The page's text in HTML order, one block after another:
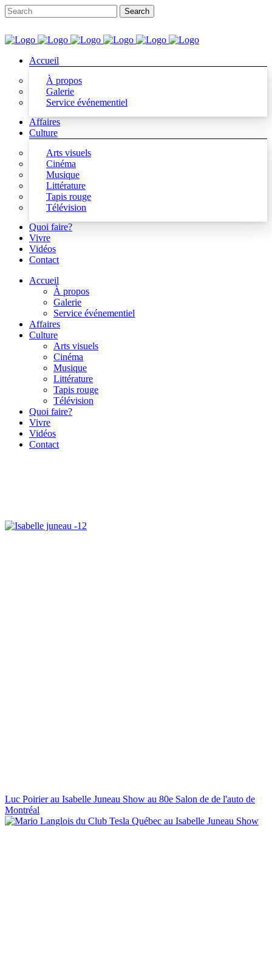
Accueil
À propos
Galerie
Service événementiel
Affaires
Culture
Arts visuels
Cinéma
Musique
Littérature
Tapis rouge
Télévision
Quoi faire?
Vivre
Vidéos
Contact
Accueil
À propos
Galerie
Service événementiel
Affaires
Culture
Arts visuels
Cinéma
Musique
Littérature
Tapis rouge
Télévision
Quoi faire?
Vivre
Vidéos
Contact
Luc Poirier au Isabelle Juneau Show au 80e Salon de de l'auto de
Montréal